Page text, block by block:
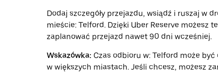
Dodaj szczegóły przejazdu, wsiądź i ruszaj w
mieście: Telford. Dzięki Uber Reserve możesz
zaplanować przejazd nawet 90 dni wcześniej.
Wskazówka: Czas odbioru w: Telford może być
w większych miastach. Jeśli chcesz, możesz